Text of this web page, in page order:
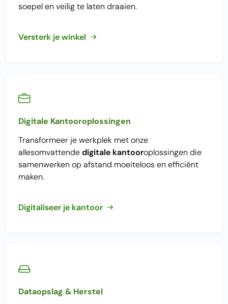
soepel en veilig te laten draaien.
Versterk je winkel
Digitale Kantooroplossingen
Transformeer je werkplek met onze
allesomvattendedigitale kantooroplossingen die
samenwerken op afstand moeiteloos en efficiënt
maken.
Digitaliseer je kantoor
Dataopslag & Herstel